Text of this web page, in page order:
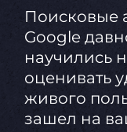
Поисковые
Google
научились
оценивать
живого
зашел на